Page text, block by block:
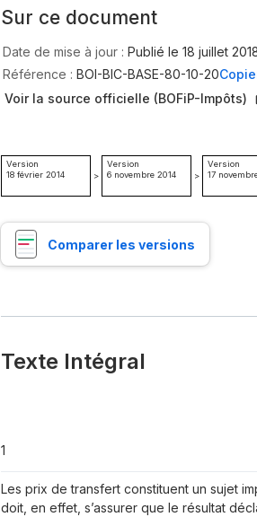
Sur ce document
Date de mise à jour : Publié le 18 juillet
Référence : BOI-BIC-BASE-80-10-20
Voir la source officielle (BOFiP-Impôts)
Version
18 février 2014
>
Version
6 novembre 2014
>
Version
17
Comparer les versions
Texte Intégral
1
Les prix de transfert constituent un sujet
doit, en effet, s’assurer que le résultat